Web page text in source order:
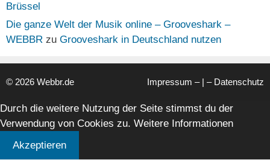
Brüssel
Die ganze Welt der Musik online – Grooveshark –
WEBBR zu Grooveshark in Deutschland nutzen
Impressum – | – Datenschutz
© 2026 Webbr.de
Durch die weitere Nutzung der Seite stimmst du der
Verwendung von Cookies zu. Weitere Informationen
Akzeptieren